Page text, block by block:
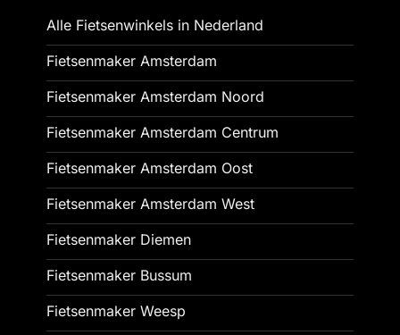
Alle Fietsenwinkels in Nederland
Fietsenmaker Amsterdam
Fietsenmaker Amsterdam Noord
Fietsenmaker Amsterdam Centrum
Fietsenmaker Amsterdam Oost
Fietsenmaker Amsterdam West
Fietsenmaker Diemen
Fietsenmaker Bussum
Fietsenmaker Weesp